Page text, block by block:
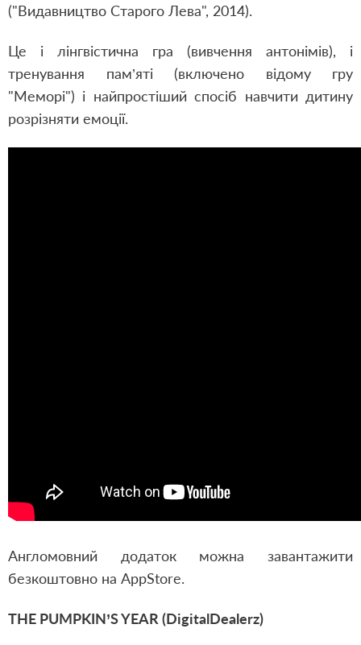
("Видавництво Старого Лева", 2014).
Це і лінгвістична гра (вивчення антонімів), і
тренування пам’яті (включено відому гру
"Меморі") і найпростіший спосіб навчити дитину
розрізняти емоції.
Англомовний додаток можна завантажити
безкоштовно на AppStore.
THE PUMPKIN’S YEAR (DigitalDealerz)